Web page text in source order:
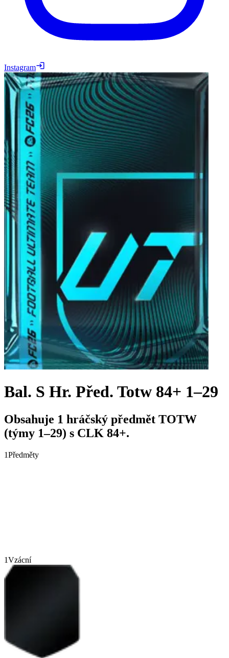
Instagram
Bal. S Hr. Před. Totw 84+ 1–29
Obsahuje 1 hráčský předmět TOTW
(týmy 1–29) s CLK 84+.
1Předměty
1Vzácní